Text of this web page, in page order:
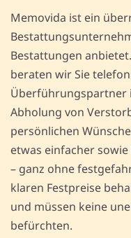
Memovida ist ein
Bestattungen
beraten wir Sie
Überführungspartner
Abholung von
persönlichen
etwas einfacher
– ganz ohne
klaren Festpreise
und müssen keine
befürchten.